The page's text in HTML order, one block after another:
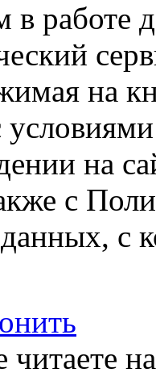
работе
на
на
с
с
читаете